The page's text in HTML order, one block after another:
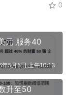
0
元 服务40
5月5日 上午10:13
升至50